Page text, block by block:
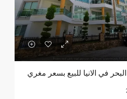
في الانيا للبيع بسعر مغري